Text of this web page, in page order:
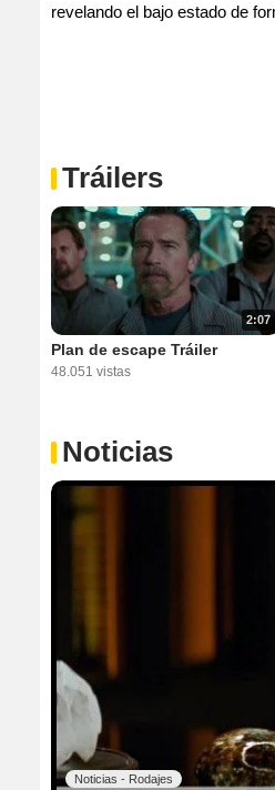
revelando el bajo estado de
Tráilers
2:07
Plan de escape Tráiler
48.051 vistas
Noticias
Noticias - Rodajes